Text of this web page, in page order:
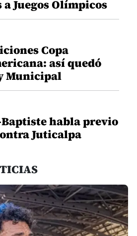
a Juegos Olímpicos
Copa
así quedó
Municipal
Baptiste habla previo
Juticalpa